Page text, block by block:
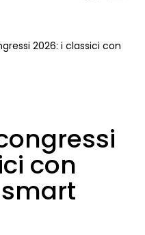
2026: i classici con
con